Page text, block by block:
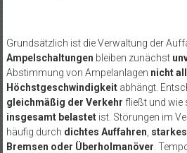
Grundsätzlich ist die Verwaltung der
Ampelschaltungen bleiben zunächst
Abstimmung von Ampelanlagen nicht
Höchstgeschwindigkeitabhängt.
gleichmäßig der Verkehr fließt und wie
insgesamt belastetist. Störungen im
häufig durch dichtes Auffahren
Bremsen oder Überholmanöver .